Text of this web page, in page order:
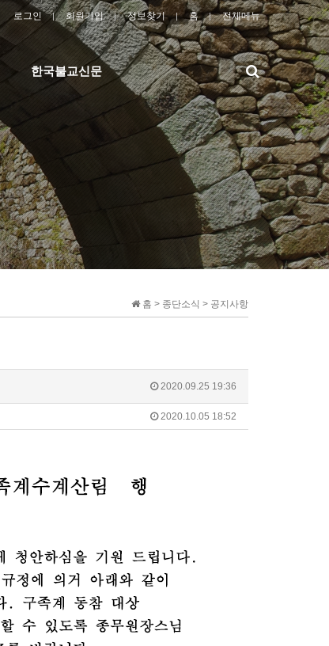
로그인 회원가입 정보찾기 홈 전체메뉴
한국불교신문
검
색
홈 > 종단소식 > 공지사항
2020.09.25 19:36
2020.10.05 18:52